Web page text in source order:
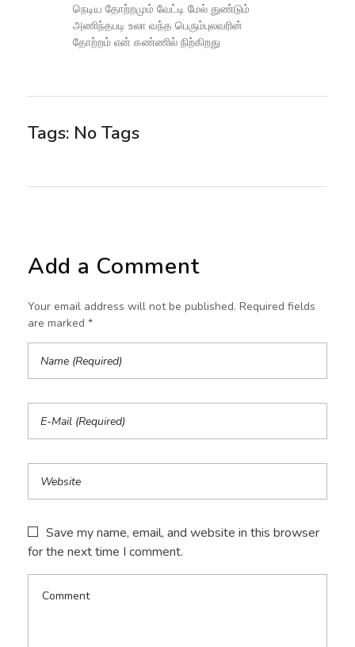
நெடிய தோற்றமும் வேட்டி மேல் துண்டும்
அணிந்தபடி உலா வந்த பெரும்புலவரின்
தோற்றம் என் கண்ணில் நிற்கிறது
Tags: No Tags
Add a Comment
Your email address will not be published. Required fields
are marked *
Save my name, email, and website in this browser
for the next time I comment.